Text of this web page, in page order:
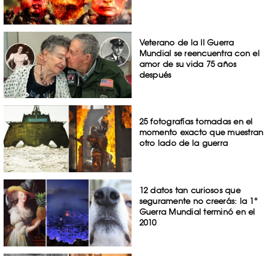
Veterano de la II Guerra
Mundial se reencuentra con el
amor de su vida 75 años
después
25 fotografías tomadas en el
momento exacto que muestran
otro lado de la guerra
12 datos tan curiosos que
seguramente no creerás: la 1°
Guerra Mundial terminó en el
2010